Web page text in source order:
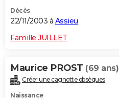
Décès
22/11/2003 à Assieu
Famille JUILLET
Maurice PROST (69 ans)
Créer une cagnotte obsèques
Naissance